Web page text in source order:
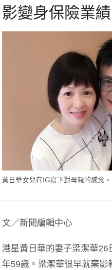
影變身保險業
黃日華女兒在IG寫下對母親的感念
文／新聞編輯中心
港星黃日華的妻子梁潔華
年59歲。梁潔華很早就棄